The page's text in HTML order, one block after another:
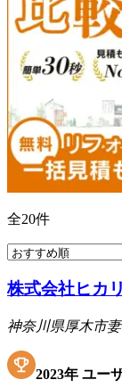
全20件
株式会社ヒカ
神奈川県厚木市
2023年 ユー